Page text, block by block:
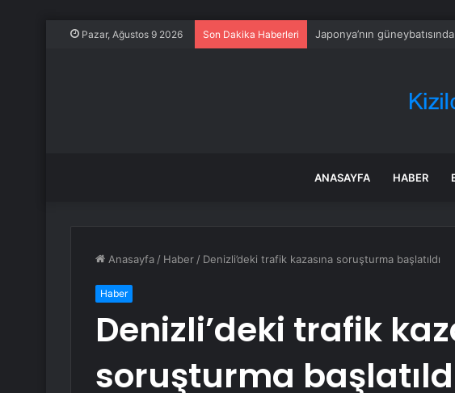
Pazar, Ağustos 9 2026 Son Dakika Haberleri Restoran mutfağında
ANASAYFA HABER
Anasayfa / Haber / Denizli’deki trafik kazasına soruşturma başlatıldı
Haber
Denizli’deki trafik
soruşturma